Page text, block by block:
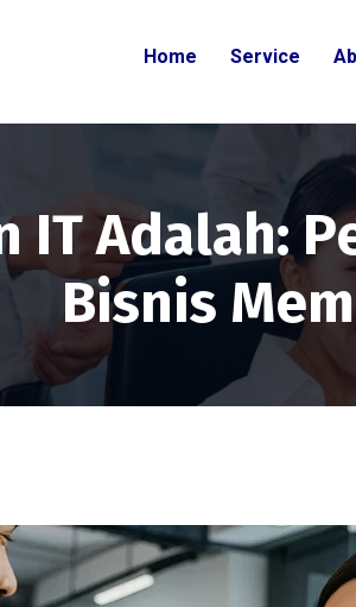
Home Service
IT Adalah:
Bisnis